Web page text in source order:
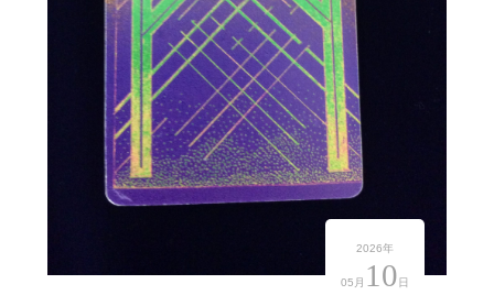
2026年
05月 10 日